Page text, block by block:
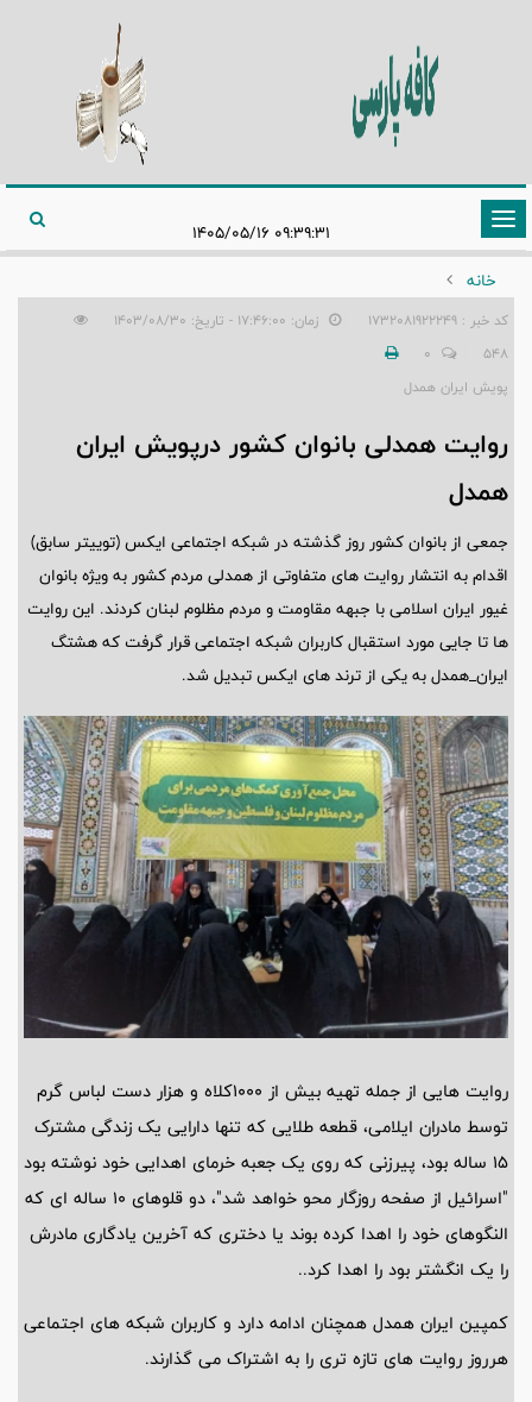
تغییر
وضعیت
ناوبری
خانه
کد خبر : 1732081922249
زمان: ۱۷:۴۶:۰۰ - تاریخ: ۱۴۰۳/۰۸/۳۰
548
0
پویش ایران همدل
روایت همدلی بانوان کشور درپویش ایران
همدل
جمعی از بانوان کشور روز گذشته در شبکه اجتماعی ایکس (توییتر سابق)
اقدام به انتشار روایت های متفاوتی از همدلی مردم کشور به ویژه بانوان
غیور ایران اسلامی با جبهه مقاومت و مردم مظلوم لبنان کردند. این روایت
ها تا جایی مورد استقبال کاربران شبکه اجتماعی قرار گرفت که هشتگ
ایران_همدل به یکی از ترند های ایکس تبدیل شد.
روایت هایی از جمله تهیه بیش از 1000کلاه و هزار دست لباس گرم
توسط مادران ایلامی، قطعه طلایی که تنها دارایی یک زندگی مشترک
15 ساله بود، پیرزنی که روی یک جعبه خرمای اهدایی خود نوشته بود
"اسرائیل از صفحه روزگار محو خواهد شد"، دو قلوهای 10 ساله ای که
النگوهای خود را اهدا کرده بوند یا دختری که آخرین یادگاری مادرش
را یک انگشتر بود را اهدا کرد..
کمپین ایران همدل همچنان ادامه دارد و کاربران شبکه های اجتماعی
هرروز روایت های تازه تری را به اشتراک می گذارند.